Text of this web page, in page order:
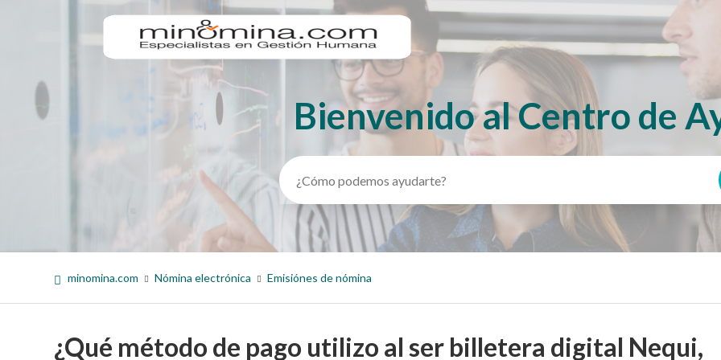
Búsqueda
Bienvenido al Centro de
minomina.com Nómina electrónica Emisiónes de nómina
¿Qué método de pago utilizo al ser billetera digital Nequi,